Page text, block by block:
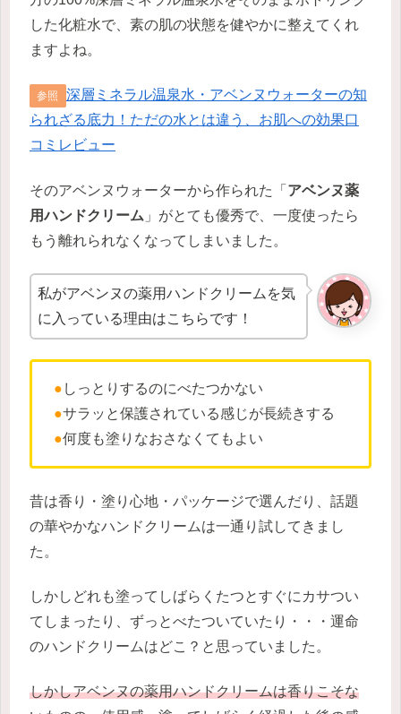
した化粧水で、素の肌の状態を健やかに整えてくれ
ますよね。
参照
深層ミネラル温泉水・アベンヌウォーターの知
られざる底力！ただの水とは違う、お肌への効果口
コミレビュー
そのアベンヌウォーターから作られた「 アベンヌ薬
用ハンドクリーム 」がとても優秀で、一度使ったら
もう離れられなくなってしまいました。
私がアベンヌの薬用ハンドクリームを気
に入っている理由はこちらです！
● しっとりするのにべたつかない
●サラッと保護されている感じが長続きする
●何度も塗りなおさなくてもよい
昔は香り・塗り心地・パッケージで選んだり、話題
の華やかなハンドクリームは一通り試してきまし
た。
しかしどれも塗ってしばらくたつとすぐにカサつい
てしまったり、ずっとべたついていたり・・・運命
のハンドクリームはどこ？と思っていました。
しかしアベンヌの薬用ハンドクリームは香りこそな